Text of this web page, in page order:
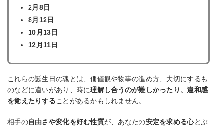
2月8日
8月12日
10月13日
12月11日
これらの誕生日の魂とは、価値観や物事の進め方、大切にするも
のなどに違いがあり、時に理解し合うのが難しかったり、違和感
を覚えたりすることがあるかもしれません。
相手の自由さや変化を好む性質が、あなたの安定を求める心とぶ